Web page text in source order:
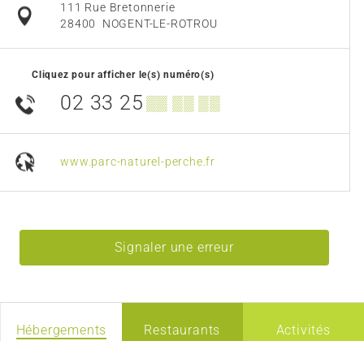
111 Rue Bretonnerie
28400
NOGENT-LE-ROTROU
Cliquez pour afficher le(s) numéro(s)
02 33 25 ▒▒ ▒▒ ▒▒
www.parc-naturel-perche.fr
Signaler une erreur
Hébergements Restaurants Activités